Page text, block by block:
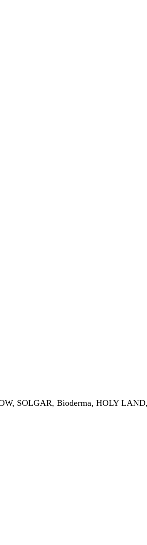
SOLGAR, Bioderma, HOLY